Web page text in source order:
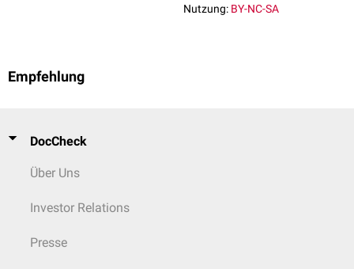
Nutzung: BY-NC-SA
Empfehlung
DocCheck
Über Uns
Investor Relations
Presse